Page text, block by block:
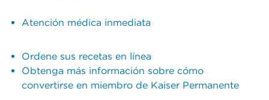
Atención médica inmediata
Ordene sus recetas en línea
Obtenga más información sobre cómo
convertirse en miembro de Kaiser Permanente